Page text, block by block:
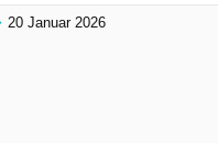
20 Januar 2026